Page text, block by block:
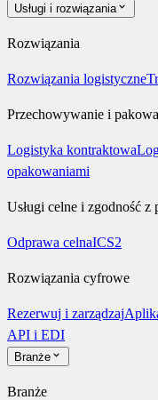
Usługi i rozwiązania
Rozwiązania
Rozwiązania logistyczne
Przechowywanie i
Logistyka kontraktowa
opakowaniami
Usługi celne i zgodność z
Odprawa celnaICS2
Rozwiązania cyfrowe
Rezerwuj i zarządzaj
API i EDI
Branże
Branże